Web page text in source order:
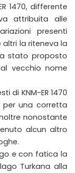
1470, differente
attribuita alle
presenti
altri la riteneva la
stato proposto
vecchio nome
di KNM-ER 1470
per una corretta
nonostante
alcun altro
e con fatica la
Turkana alla